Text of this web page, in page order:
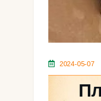
2024-05-07